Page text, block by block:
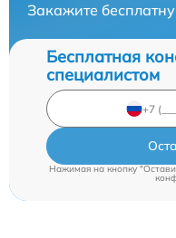
Закажите
Бесплатная
специалистом
Нажимая на кнопку